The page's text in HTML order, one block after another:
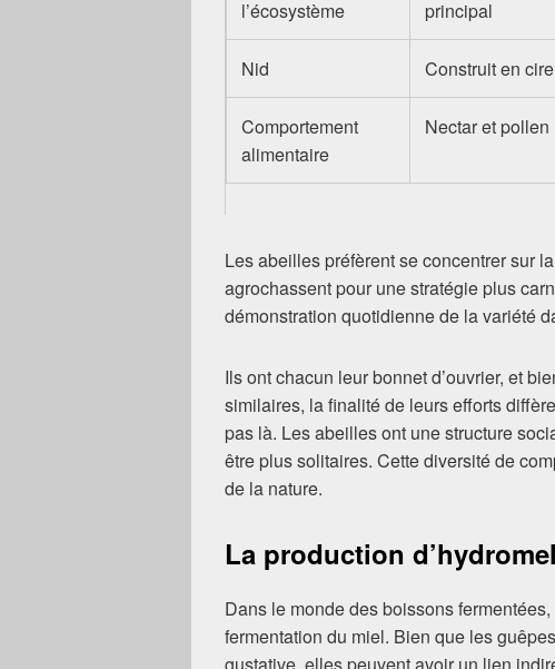
l’écosystème
principal
Nid Construit en cire
Comportement
alimentaire
Nectar et pollen
Les abeilles préfèrent se concentrer sur
agrochassent pour une stratégie plus
démonstration quotidienne de la variété
Ils ont chacun leur bonnet d’ouvrier, et
similaires, la finalité de leurs efforts
pas là. Les abeilles ont une structure
être plus solitaires. Cette diversité de
de la nature.
La production
Dans le monde des boissons
fermentation du miel. Bien que les
gustative, elles peuvent avoir un lien